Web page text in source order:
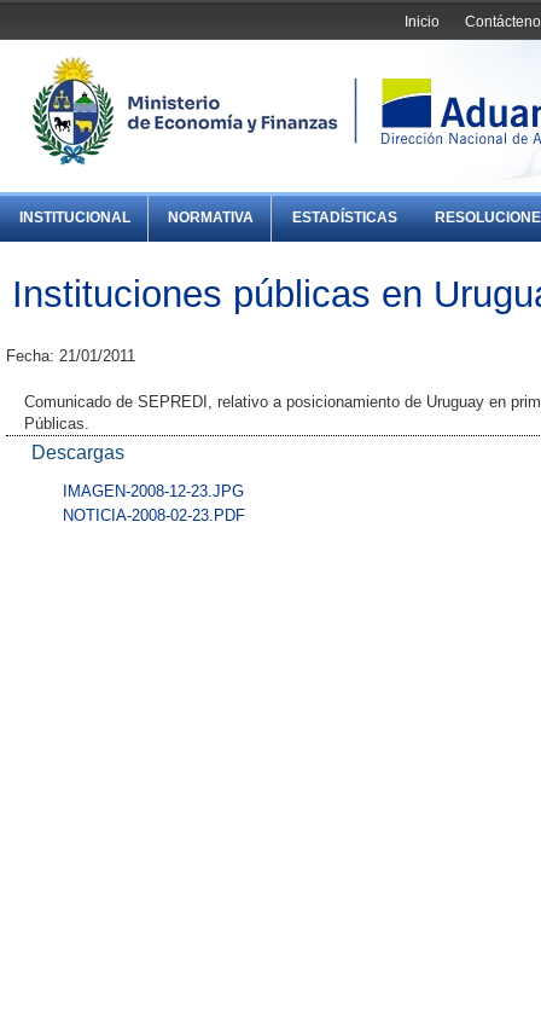
Inicio
INSTITUCIONAL NORMATIVA ESTADÍSTICAS
Instituciones públicas en
Fecha: 21/01/2011
Comunicado de SEPREDI, relativo a posicionamiento de Uruguay en
Públicas.
Descargas
IMAGEN-2008-12-23.JPG
NOTICIA-2008-02-23.PDF